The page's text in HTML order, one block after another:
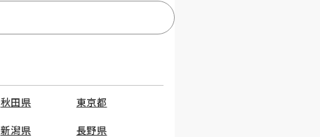
秋田県 東京都
新潟県 長野県